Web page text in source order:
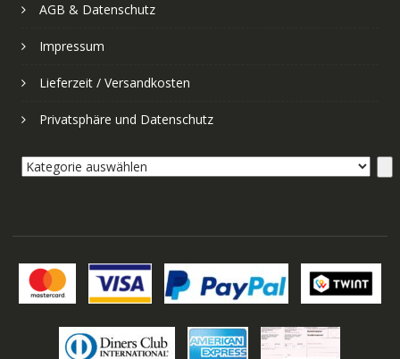
AGB & Datenschutz
Impressum
Lieferzeit / Versandkosten
Privatsphäre und Datenschutz
Kategorie